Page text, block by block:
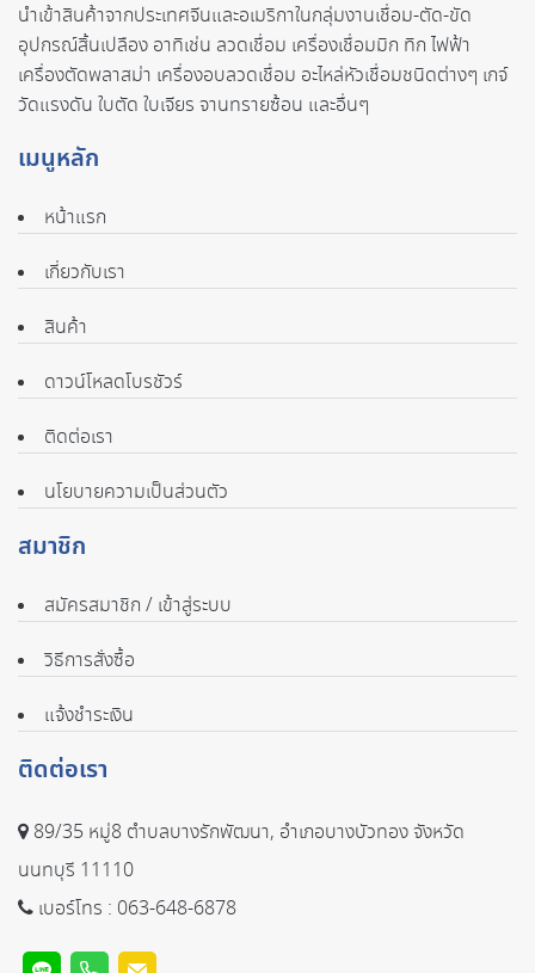
นำเข้าสินค้าจากประเทศจีนและอเมริกาในกลุ่มงานเชื่อม-ตัด-ขัด
อุปกรณ์สิ้นเปลือง อาทิเช่น ลวดเชื่อม เครื่องเชื่อมมิก ทิก ไฟฟ้า
เครื่องตัดพลาสม่า เครื่องอบลวดเชื่อม อะไหล่หัวเชื่อมชนิดต่างๆ เกจ์
วัดแรงดัน ใบตัด ใบเจียร จานทรายซ้อน และอื่นๆ
เมนูหลัก
หน้าแรก
เกี่ยวกับเรา
สินค้า
ดาวน์โหลดโบรชัวร์
ติดต่อเรา
นโยบายความเป็นส่วนตัว
สมาชิก
สมัครสมาชิก / เข้าสู่ระบบ
วิธีการสั่งซื้อ
แจ้งชำระเงิน
ติดต่อเรา
89/35 หมู่8 ตำบลบางรักพัฒนา, อำเภอบางบัวทอง จังหวัด
นนทบุรี 11110
เบอร์โทร : 063-648-6878